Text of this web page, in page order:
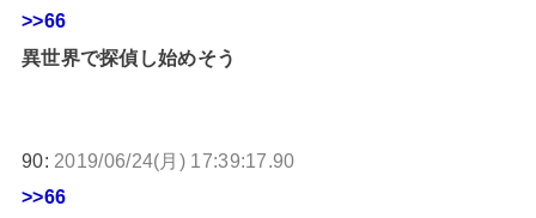
>>66
異世界で探偵し始めそう
90: 2019/06/24(月) 17:39:17.90
>>66